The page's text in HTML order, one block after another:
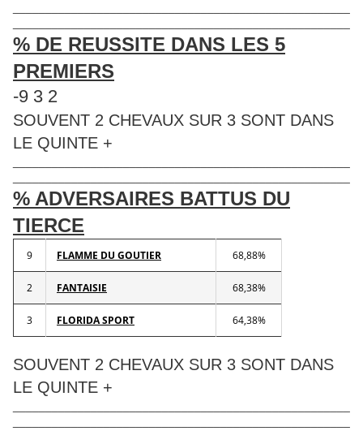
% DE REUSSITE DANS LES 5
PREMIERS
-9 3 2
SOUVENT 2 CHEVAUX SUR 3 SONT DANS
LE QUINTE +
% ADVERSAIRES BATTUS DU
TIERCE
9 FLAMME DU GOUTIER 68,88%
2 FANTAISIE 68,38%
3 FLORIDA SPORT 64,38%
SOUVENT 2 CHEVAUX SUR 3 SONT DANS
LE QUINTE +